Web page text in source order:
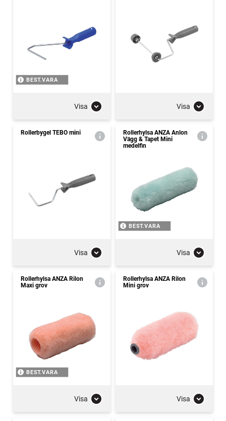
BEST.VARA
Visa Visa
Rollerbygel TEBO mini
Visa
Rollerhylsa ANZA Anlon
Vägg & Tapet Mini
medelfin
BEST.VARA
Visa
Rollerhylsa ANZA Rilon
Maxi grov
BEST.VARA
Visa
Rollerhylsa ANZA Rilon
Mini grov
Visa